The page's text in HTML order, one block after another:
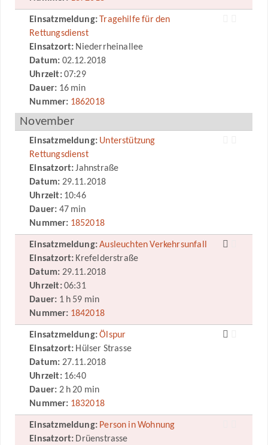
Einsatzmeldung: Tragehilfe für den
Rettungsdienst
Einsatzort: Niederrheinallee
Datum: 02.12.2018
Uhrzeit:07:29
Dauer: 16 min
Nummer: 1862018
November
Einsatzmeldung: Unterstützung
Rettungsdienst
Einsatzort:Jahnstraße
Datum: 29.11.2018
Uhrzeit:10:46
Dauer: 47 min
Nummer: 1852018
Einsatzmeldung:Ausleuchten Verkehrsunfall
Einsatzort: Krefelderstraße
Datum: 29.11.2018
Uhrzeit:06:31
Dauer: 1 h 59 min
Nummer: 1842018
Einsatzmeldung:Ölspur
Einsatzort: Hülser Strasse
Datum: 27.11.2018
Uhrzeit:16:40
Dauer: 2 h 20 min
Nummer: 1832018
Einsatzmeldung: Person in Wohnung
Einsatzort: Drüenstrasse